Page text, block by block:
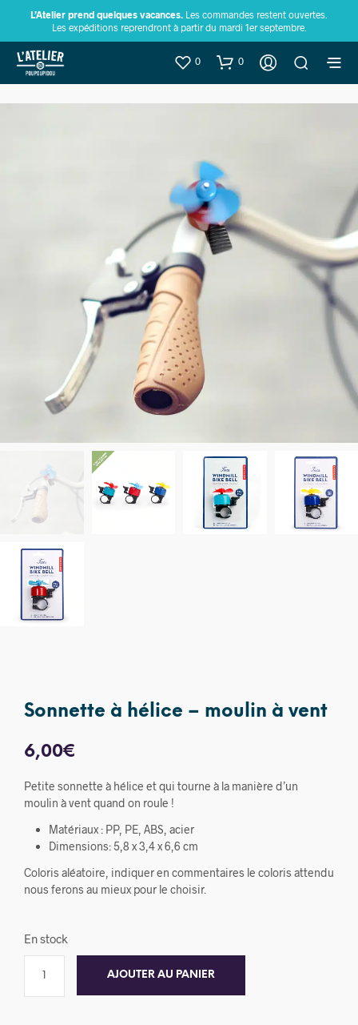
L’Atelier prend quelques vacances. Les commandes restent ouvertes.
Les expéditions reprendront à partir du mardi 1er septembre.
0 0
Sonnette à hélice – moulin à vent
6,00€
Petite sonnette à hélice et qui tourne à la manière d’un
moulin à vent quand on roule !
Matériaux : PP, PE, ABS, acier
Dimensions: 5,8 x 3,4 x 6,6 cm
Coloris aléatoire, indiquer en commentaires le coloris attendu
nous ferons au mieux pour le choisir.
En stock
AJOUTER AU PANIER